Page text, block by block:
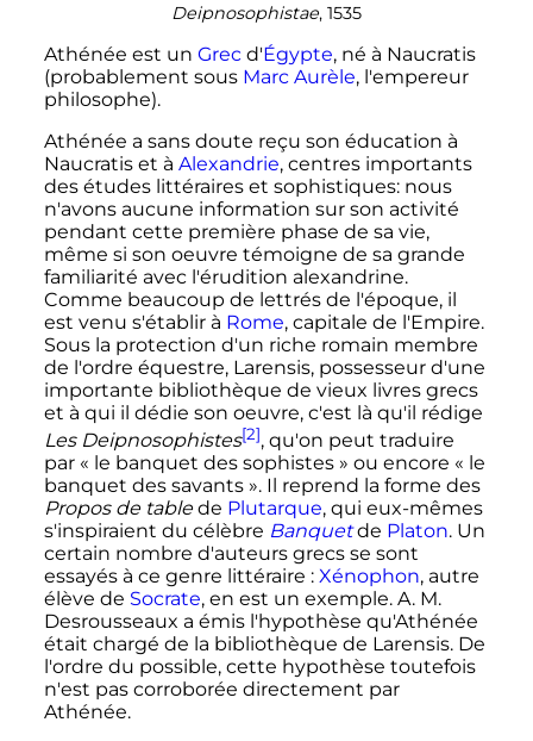
Deipnosophistae, 1535
Athénée est un Grecd'Égypte, né à Naucratis
(probablement sous Marc Aurèle, l'empereur
philosophe).
Athénée a sans doute reçu son éducation à
Naucratis et à Alexandrie, centres importants
des études littéraires et sophistiques: nous
n'avons aucune information sur son activité
pendant cette première phase de sa vie,
même si son oeuvre témoigne de sa grande
familiarité avec l'érudition alexandrine.
Comme beaucoup de lettrés de l'époque, il
est venu s'établir à Rome, capitale de l'Empire.
Sous la protection d'un riche romain membre
de l'ordre équestre, Larensis, possesseur d'une
importante bibliothèque de vieux livres grecs
et à qui il dédie son oeuvre, c'est là qu'il rédige
Les Deipnosophistes[2], qu'on peut traduire
par « le banquet des sophistes » ou encore « le
banquet des savants ». Il reprend la forme des
Propos de tablede Plutarque, qui eux-mêmes
s'inspiraient du célèbre Banquetde Platon. Un
certain nombre d'auteurs grecs se sont
essayés à ce genre littéraire : Xénophon, autre
élève de Socrate, en est un exemple. A. M.
Desrousseaux a émis l'hypothèse qu'Athénée
était chargé de la bibliothèque de Larensis. De
l'ordre du possible, cette hypothèse toutefois
n'est pas corroborée directement par
Athénée.